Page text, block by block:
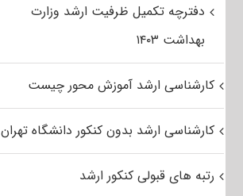
دفترچه تکمیل ظرفیت ارشد وزارت
بهداشت ۱۴۰۳
کارشناسی ارشد آموزش محور چیست
کارشناسی ارشد بدون کنکور دانشگاه تهران
رتبه های قبولی کنکور ارشد